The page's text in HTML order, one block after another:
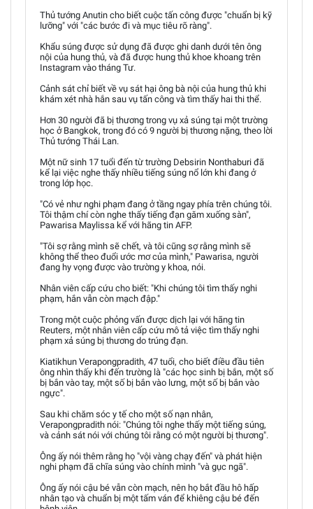
Thủ tướng Anutin cho biết cuộc tấn công được "chuẩn bị kỹ
lưỡng" với "các bước đi và mục tiêu rõ ràng".
Khẩu súng được sử dụng đã được ghi danh dưới tên ông
nội của hung thủ, và đã được hung thủ khoe khoang trên
Instagram vào tháng Tư.
Cảnh sát chỉ biết về vụ sát hại ông bà nội của hung thủ khi
khám xét nhà hắn sau vụ tấn công và tìm thấy hai thi thể.
Hơn 30 người đã bị thương trong vụ xả súng tại một trường
học ở Bangkok, trong đó có 9 người bị thương nặng, theo lời
Thủ tướng Thái Lan.
Một nữ sinh 17 tuổi đến từ trường Debsirin Nonthaburi đã
kể lại việc nghe thấy nhiều tiếng súng nổ lớn khi đang ở
trong lớp học.
"Có vẻ như nghi phạm đang ở tầng ngay phía trên chúng tôi.
Tôi thậm chí còn nghe thấy tiếng đạn găm xuống sàn",
Pawarisa Maylissa kể với hãng tin AFP.
"Tôi sợ rằng mình sẽ chết, và tôi cũng sợ rằng mình sẽ
không thể theo đuổi ước mơ của mình," Pawarisa, người
đang hy vọng được vào trường y khoa, nói.
Nhân viên cấp cứu cho biết: "Khi chúng tôi tìm thấy nghi
phạm, hắn vẫn còn mạch đập."
Trong một cuộc phỏng vấn được dịch lại với hãng tin
Reuters, một nhân viên cấp cứu mô tả việc tìm thấy nghi
phạm xả súng bị thương do trúng đạn.
Kiatikhun Verapongpradith, 47 tuổi, cho biết điều đầu tiên
ông nhìn thấy khi đến trường là "các học sinh bị bắn, một số
bị bắn vào tay, một số bị bắn vào lưng, một số bị bắn vào
ngực".
Sau khi chăm sóc y tế cho một số nạn nhân,
Verapongpradith nói: "Chúng tôi nghe thấy một tiếng súng,
và cảnh sát nói với chúng tôi rằng có một người bị thương".
Ông ấy nói thêm rằng họ "vội vàng chạy đến" và phát hiện
nghi phạm đã chĩa súng vào chính mình "và gục ngã".
Ông ấy nói cậu bé vẫn còn mạch, nên họ bắt đầu hô hấp
nhân tạo và chuẩn bị một tấm ván để khiêng cậu bé đến